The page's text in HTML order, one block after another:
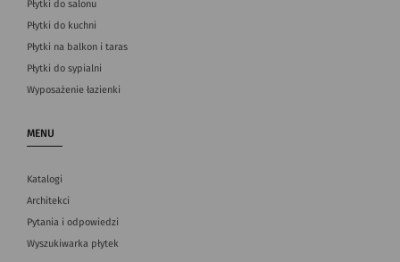
Płytki do salonu
Płytki do kuchni
Płytki na balkon i taras
Płytki do sypialni
Wyposażenie łazienki
MENU
Katalogi
Architekci
Pytania i odpowiedzi
Wyszukiwarka płytek